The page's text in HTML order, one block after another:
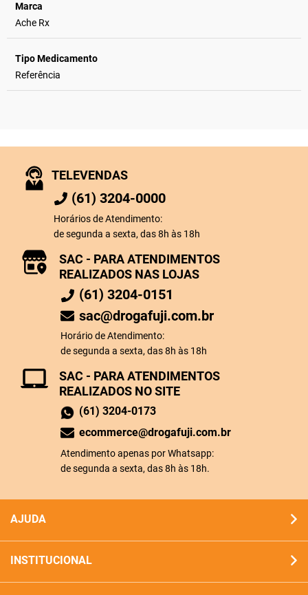
Marca
Ache Rx
Tipo Medicamento
Referência
TELEVENDAS
(61) 3204-0000
Horários de Atendimento:
de segunda a sexta, das 8h às 18h
SAC - PARA ATENDIMENTOS
REALIZADOS NO SITE
(61) 3204-0173
ecommerce@drogafuji.com.br
Atendimento apenas por Whatsapp:
de segunda a sexta, das 8h às 18h.
SAC - PARA ATENDIMENTOS
REALIZADOS NAS LOJAS
(61) 3204-0151
sac@drogafuji.com.br
Horário de Atendimento:
de segunda a sexta, das 8h às 18h
AJUDA
INSTITUCIONAL